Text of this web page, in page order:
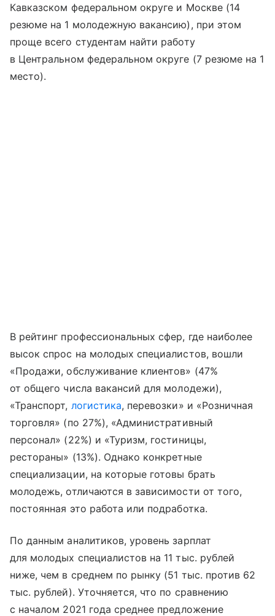
Кавказском федеральном округе и Москве (14
резюме на 1 молодежную вакансию), при этом
проще всего студентам найти работу
в Центральном федеральном округе (7 резюме на 1
место).
В рейтинг профессиональных сфер, где наиболее
высок спрос на молодых специалистов, вошли
«Продажи, обслуживание клиентов» (47%
от общего числа вакансий для молодежи),
«Транспорт, логистика, перевозки» и «Розничная
торговля» (по 27%), «Административный
персонал» (22%) и «Туризм, гостиницы,
рестораны» (13%). Однако конкретные
специализации, на которые готовы брать
молодежь, отличаются в зависимости от того,
постоянная это работа или подработка.
По данным аналитиков, уровень зарплат
для молодых специалистов на 11 тыс. рублей
ниже, чем в среднем по рынку (51 тыс. против 62
тыс. рублей). Уточняется, что по сравнению
с началом 2021 года среднее предложение